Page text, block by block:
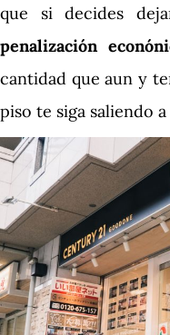
que si decides
penalización
cantidad que aun y
piso te siga saliendo